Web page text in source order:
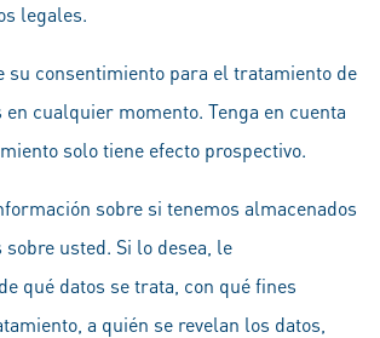
legales.
su consentimiento para el tratamiento de
cualquier momento. Tenga en cuenta
solo tiene efecto prospectivo.
sobre si tenemos almacenados
usted. Si lo desea, le
qué datos se trata, con qué fines
a quién se revelan los datos,